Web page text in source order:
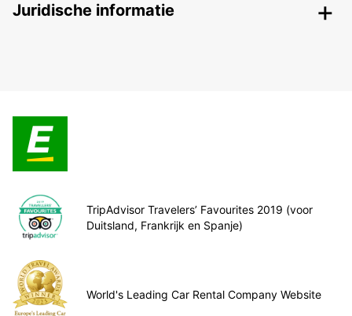
Juridische informatie
TripAdvisor Travelers’ Favourites 2019 (voor
Duitsland, Frankrijk en Spanje)
World's Leading Car Rental Company Website